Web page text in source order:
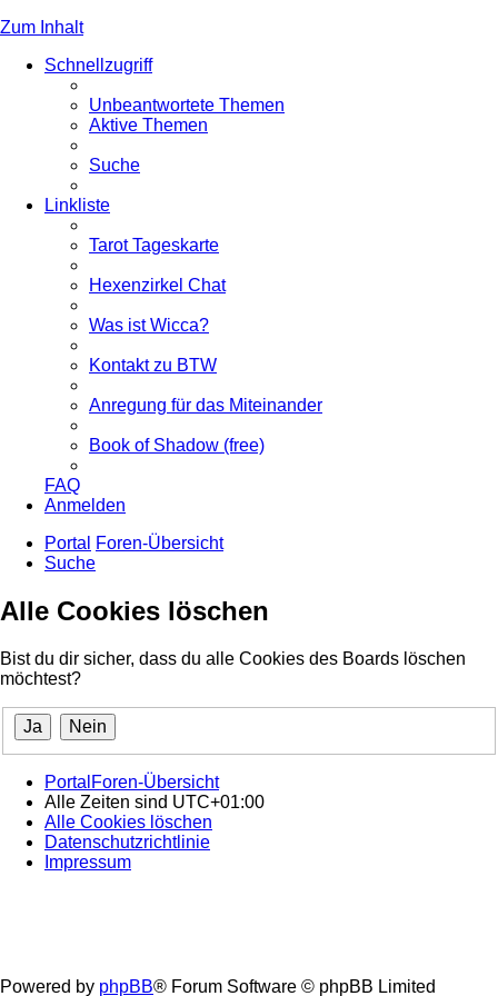
Zum Inhalt
Schnellzugriff
Unbeantwortete Themen
Aktive Themen
Suche
Linkliste
Tarot Tageskarte
Hexenzirkel Chat
Was ist Wicca?
Kontakt zu BTW
Anregung für das Miteinander
Book of Shadow (free)
FAQ
Anmelden
Portal
Foren-Übersicht
Suche
Alle Cookies löschen
Bist du dir sicher, dass du alle Cookies des Boards löschen
möchtest?
Portal Foren-Übersicht
Alle Zeiten sind UTC+01:00
Alle Cookies löschen
Datenschutzrichtlinie
Impressum
Powered by phpBB® Forum Software © phpBB Limited